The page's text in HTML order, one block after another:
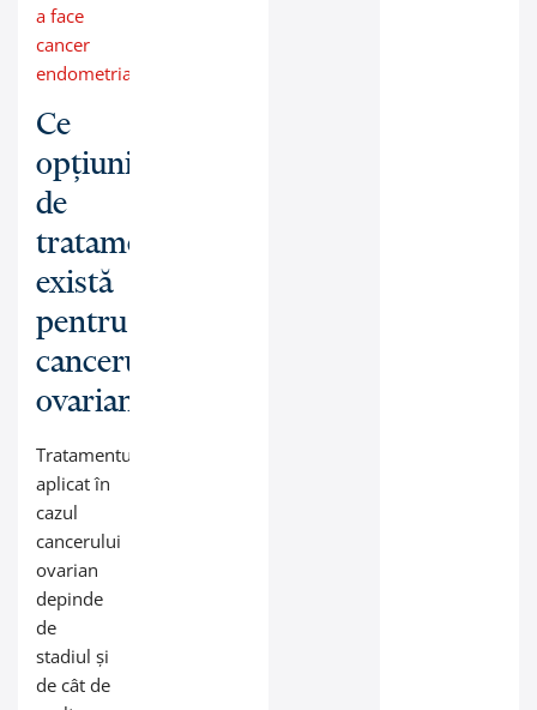
a face
cancer
endometrial
Ce
opțiuni
de
tratament
există
pentru
cancerul
ovarian?
Tratamentul
aplicat în
cazul
cancerului
ovarian
depinde
de
stadiul și
de cât de